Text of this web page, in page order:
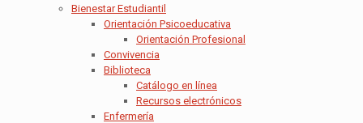
Bienestar Estudiantil
Orientación Psicoeducativa
Orientación Profesional
Convivencia
Biblioteca
Catálogo en línea
Recursos electrónicos
Enfermería